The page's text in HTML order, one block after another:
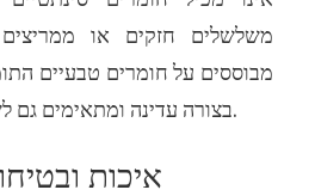
משלשלים חזקים או
מבוססים על חומרים טבעיים
בצורה עדינה ומתאימים גם לשימוש יומיומי ממושך.
איכות